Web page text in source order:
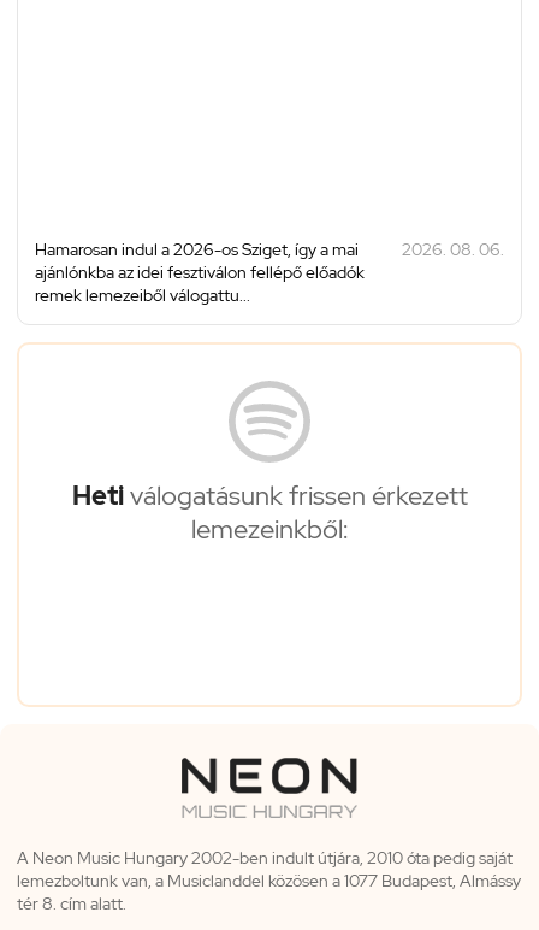
Hamarosan indul a 2026-os Sziget, így a mai
ajánlónkba az idei fesztiválon fellépő előadók
remek lemezeiből válogattu...
2026. 08. 06.
Hetiválogatásunk frissen érkezett
lemezeinkből:
A Neon Music Hungary 2002-ben indult útjára, 2010 óta pedig saját
lemezboltunk van, a Musiclanddel közösen a 1077 Budapest, Almássy
tér 8. cím alatt.